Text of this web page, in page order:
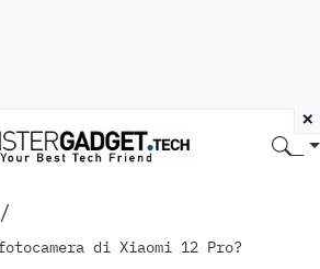
di Xiaomi 12 Pro?
×